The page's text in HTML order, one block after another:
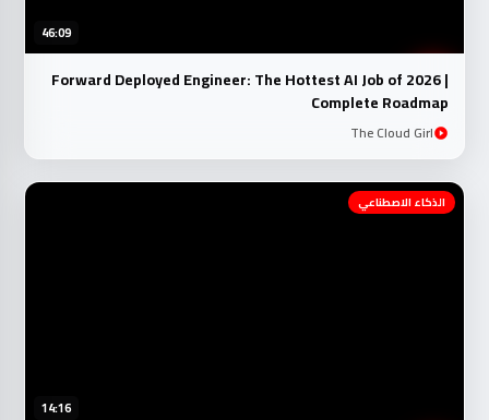
46:09
Forward Deployed Engineer: The Hottest AI Job of 2026 |
Complete Roadmap
The Cloud Girl
14:16
الذكاء الاصطناعي